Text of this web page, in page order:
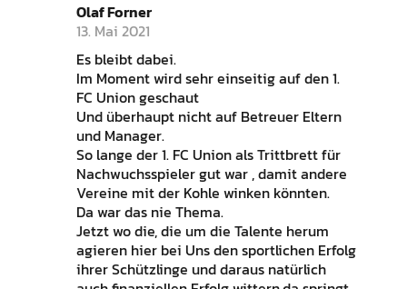
Olaf Forner
13. Mai 2021
Es bleibt dabei.
Im Moment wird sehr einseitig auf den 1.
FC Union geschaut
Und überhaupt nicht auf Betreuer Eltern
und Manager.
So lange der 1. FC Union als Trittbrett für
Nachwuchsspieler gut war , damit andere
Vereine mit der Kohle winken könnten.
Da war das nie Thema.
Jetzt wo die, die um die Talente herum
agieren hier bei Uns den sportlichen Erfolg
ihrer Schützlinge und daraus natürlich